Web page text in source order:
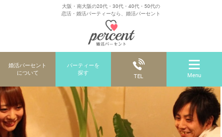
大阪・南大阪の20代・30代・40代・50代の
恋活・婚活パーティーなら、婚活パーセント
婚活パーセント
について
パーティーを
探す
TEL Menu